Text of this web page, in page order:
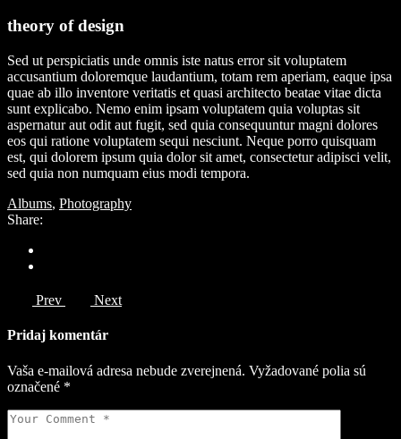
theory of design
Sed ut perspiciatis unde omnis iste natus error sit voluptatem
accusantium doloremque laudantium, totam rem aperiam, eaque ipsa
quae ab illo inventore veritatis et quasi architecto beatae vitae dicta
sunt explicabo. Nemo enim ipsam voluptatem quia voluptas sit
aspernatur aut odit aut fugit, sed quia consequuntur magni dolores
eos qui ratione voluptatem sequi nesciunt. Neque porro quisquam
est, qui dolorem ipsum quia dolor sit amet, consectetur adipisci velit,
sed quia non numquam eius modi tempora.
Albums, Photography
Share:
Prev Next
Pridaj komentár
Vaša e-mailová adresa nebude zverejnená. Vyžadované polia sú
označené *